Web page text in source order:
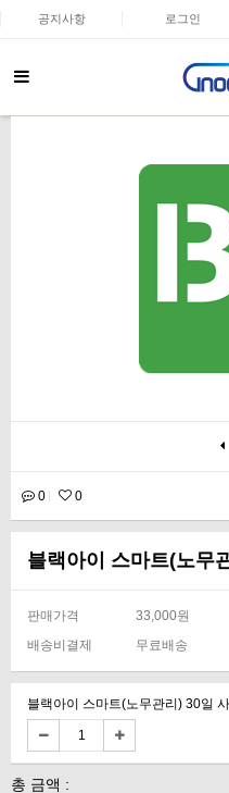
공지사항 로그인
0 0
블랙아이 스마트(노무
판매가격
33,000원
배송비결제
무료배송
블랙아이 스마트(노무관리) 30일
총 금액 :